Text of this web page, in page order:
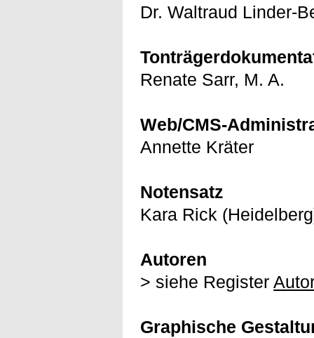
Dr. Waltraud Linder-
Renate Sarr, M. A.
Web/CMS-
Annette Kräter
Notensatz
Kara Rick
Autoren
> siehe Register
Graphische